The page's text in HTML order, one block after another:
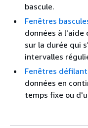
bascule.
Fenêtres
données à
sur la durée qui
intervalles
Fenêtres
données en
temps fixe ou